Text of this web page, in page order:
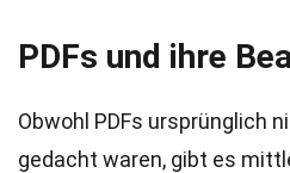
PDFs und ihre
Obwohl PDFs ursprünglich
gedacht waren, gibt es